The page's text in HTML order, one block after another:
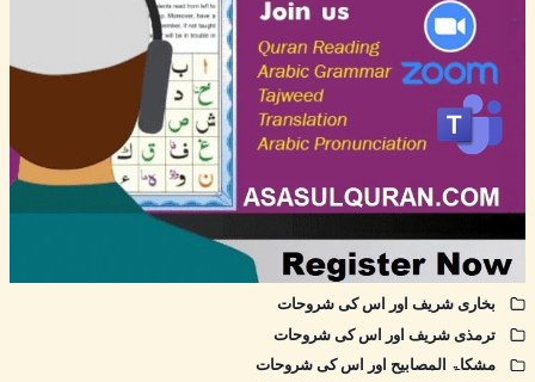
بخاری شریف اور اس کی شروحات
ترمذی شریف اور اس کی شروحات
مشکاۃ المصابیح اور اس کی شروحات